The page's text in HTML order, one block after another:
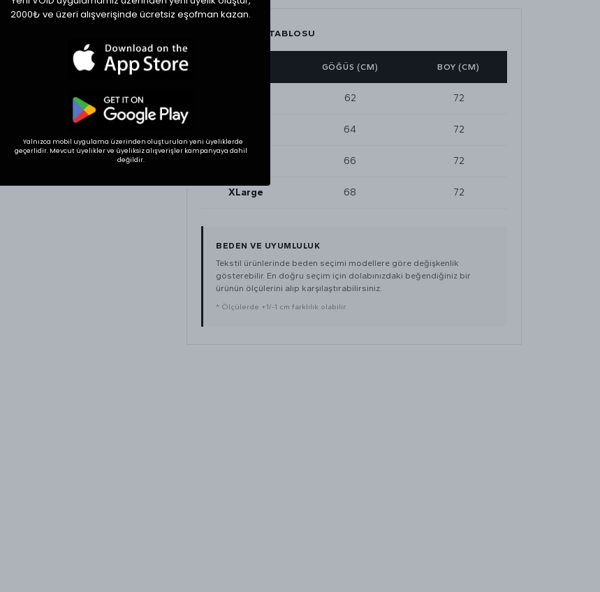
BEDEN ÖLÇÜ TABLOSU
GÖĞÜS (CM) BOY (CM)
62 72
64 72
66 72
XLarge 68 72
BEDEN VE UYUMLULUK
Tekstil ürünlerinde beden seçimi modellere göre değişkenlik
gösterebilir. En doğru seçim için dolabınızdaki beğendiğiniz bir
ürünün ölçülerini alıp karşılaştırabilirsiniz.
* Ölçülerde +1/-1 cm farklılık olabilir.
2000₺ ve üzeri alışverişinde ücretsiz eşofman kazan.
Yalnızca mobil uygulama üzerinden oluşturulan yeni üyeliklerde
geçerlidir. Mevcut üyelikler ve üyeliksiz alışverişler kampanyaya dahil
değildir.